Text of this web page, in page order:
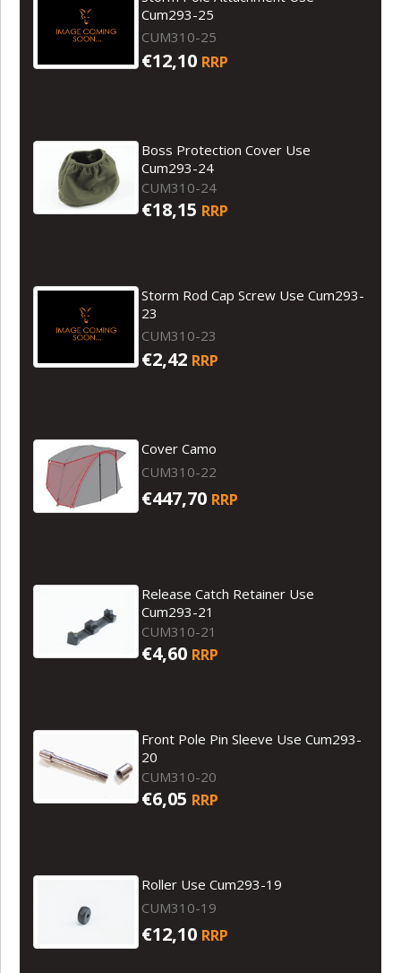
Cum293-25
CUM310-25
€12,10 RRP
Boss Protection Cover Use
Cum293-24
CUM310-24
€18,15 RRP
Storm Rod Cap Screw Use Cum293-
23
CUM310-23
€2,42 RRP
Cover Camo
CUM310-22
€447,70 RRP
Release Catch Retainer Use
Cum293-21
CUM310-21
€4,60 RRP
Front Pole Pin Sleeve Use Cum293-
20
CUM310-20
€6,05 RRP
Roller Use Cum293-19
CUM310-19
€12,10 RRP